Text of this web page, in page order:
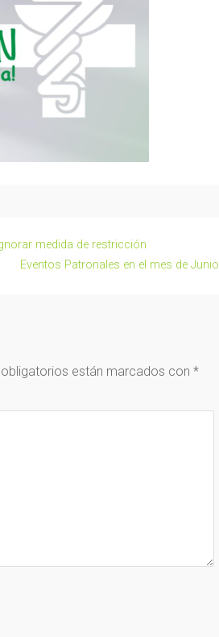
medida de restricción
Eventos Patronales en el mes de Junio
están marcados con *